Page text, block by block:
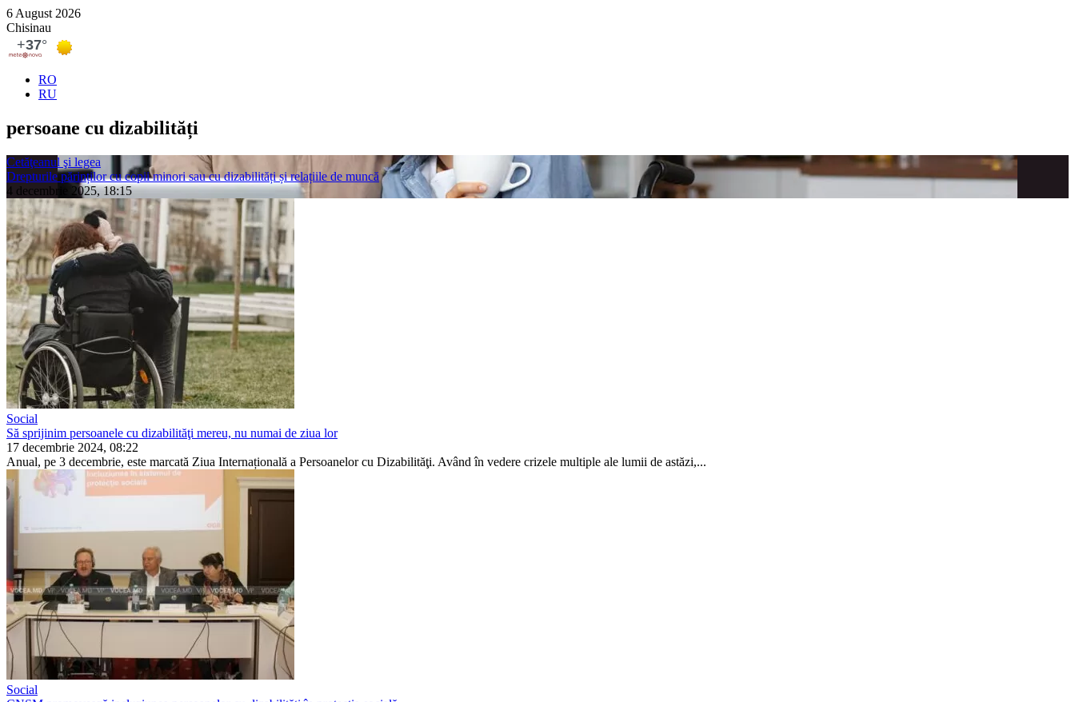
6 August 2026
Chisinau
RO
RU
persoane cu dizabilități
Cetăţeanul şi legea
Drepturile părinților cu copii minori sau cu dizabilități și relațiile de muncă
4 decembrie 2025, 18:15
Social
Să sprijinim persoanele cu dizabilităţi mereu, nu numai de ziua lor
17 decembrie 2024, 08:22
Anual, pe 3 decembrie, este marca­tă Ziua Internațională a Persoanelor cu Dizabilităţi. Având în vedere crizele multiple ale lumii de astăzi,...
Social